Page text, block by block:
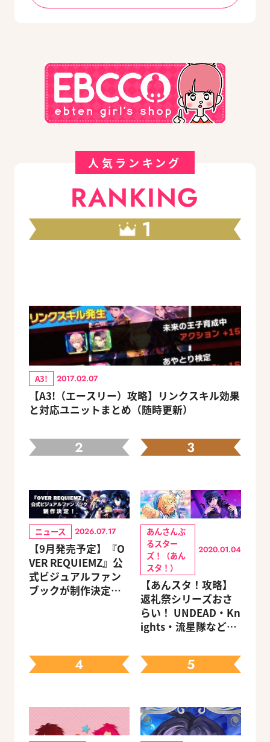
人気ランキング
RANKING
1
A3! 2017.02.07
【A3!（エースリー）攻略】リンクスキル効果
と対応ユニットまとめ（随時更新）
2
ニュース 2026.07.17
【9月発売予定】『O
VER REQUIEMZ』公
式ビジュアルファン
ブックが制作決定！
3
あんさんぶ
るスター
ズ！（あん
スタ！）
2020.01.04
【あんスタ！攻略】
返礼祭シリーズおさ
らい！ UNDEAD・Kn
ights・流星隊など、
ェック
4 5